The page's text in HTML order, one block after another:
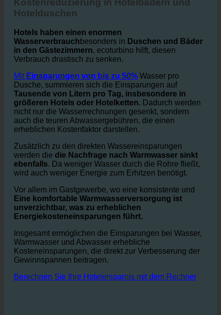
Wassereinsparungen und
Hotelduschen
Hotels haben einen enormen
Wasserverbrauchbesonders in
in den Gästezimmern.
ecoturbino hilft, diesen
Verbrauch drastisch zu senken.
MitEinsparungen von bis zu 50%Wasser pro
Dusche, summieren sich die Einsparungen auf
Tausende von Litern pro Tag, insbesondere in
größeren Hotels oder Hotelketten. Dadurch werden
nicht nur die Wasserrechnungen gesenkt, sondern
auch die teuren Abwassergebühren, die einen
erheblichen Kostenfaktor darstellen.
Zusätzlich zu den direkten Wassereinsparungen
werden diedie Nachfrage nach Warmwasser sinkt
ebenfalls
. Da weniger Wasser durch die Rohre fließt,
wird auch weniger Energie zum Erhitzen benötigt.
Vor allem im Gastgewerbe, wo eine konsistente und
Eine komfortable Warmwasserversorgung ist
unverzichtbar, was zu erheblichen
Energiekosteneinsparungen führt.
Insgesamt ermöglichen die Einsparungen bei Wasser,
Warmwasser und Abwasser erhebliche
Kosteneinsparungen, die direkt zur Verbesserung der
Gewinnspannen beitragen.